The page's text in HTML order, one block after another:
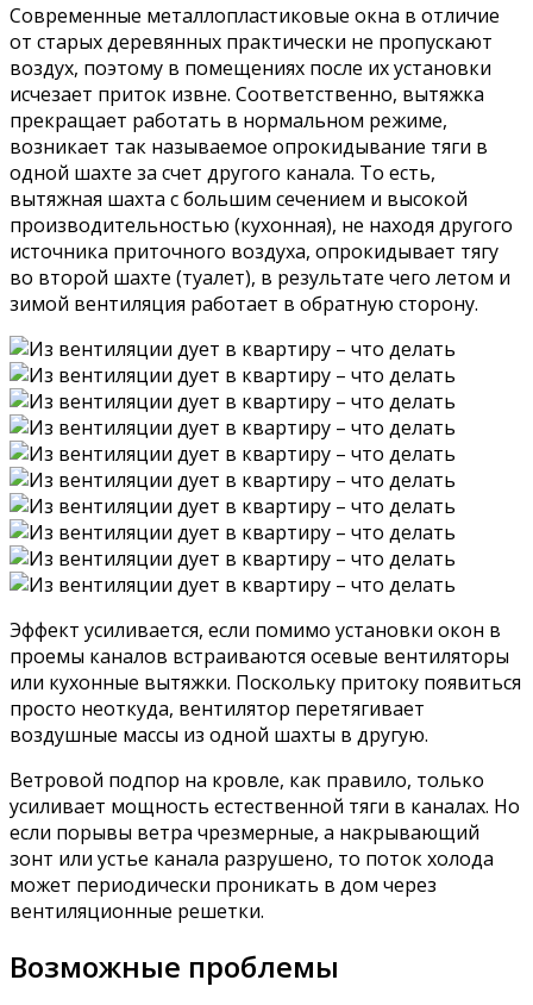
Современные металлопластиковые окна в отличие
от старых деревянных практически не пропускают
воздух, поэтому в помещениях после их установки
исчезает приток извне. Соответственно, вытяжка
прекращает работать в нормальном режиме,
возникает так называемое опрокидывание тяги в
одной шахте за счет другого канала. То есть,
вытяжная шахта с большим сечением и высокой
производительностью (кухонная), не находя другого
источника приточного воздуха, опрокидывает тягу
во второй шахте (туалет), в результате чего летом и
зимой вентиляция работает в обратную сторону.
Эффект усиливается, если помимо установки окон в
проемы каналов встраиваются осевые вентиляторы
или кухонные вытяжки. Поскольку притоку появиться
просто неоткуда, вентилятор перетягивает
воздушные массы из одной шахты в другую.
Ветровой подпор на кровле, как правило, только
усиливает мощность естественной тяги в каналах. Но
если порывы ветра чрезмерные, а накрывающий
зонт или устье канала разрушено, то поток холода
может периодически проникать в дом через
вентиляционные решетки.
Возможные проблемы